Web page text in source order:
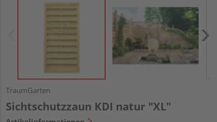
TraumGarten
Sichtschutzzaun KDI natur "XL"